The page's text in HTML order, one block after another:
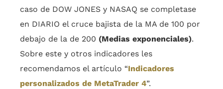
caso de DOW JONES y NASAQ se completase
en DIARIO el cruce bajista de la MA de 100 por
debajo de la de 200 (Medias exponenciales).
Sobre este y otros indicadores les
recomendamos el artículo “Indicadores
personalizados de MetaTrader 4”.